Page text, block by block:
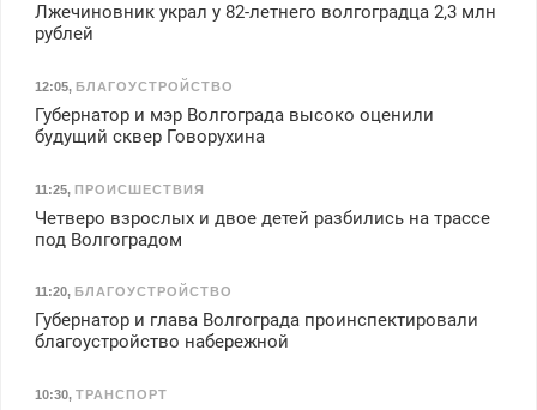
Лжечиновник украл у 82-летнего волгоградца 2,3 млн
рублей
12:05, БЛАГОУСТРОЙСТВО
Губернатор и мэр Волгограда высоко оценили
будущий сквер Говорухина
11:25, ПРОИСШЕСТВИЯ
Четверо взрослых и двое детей разбились на трассе
под Волгоградом
11:20, БЛАГОУСТРОЙСТВО
Губернатор и глава Волгограда проинспектировали
благоустройство набережной
10:30, ТРАНСПОРТ